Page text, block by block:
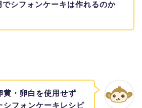
でシフォンケーキは作れるのか
黄・卵白を使用せず
シフォンケーキレシピ